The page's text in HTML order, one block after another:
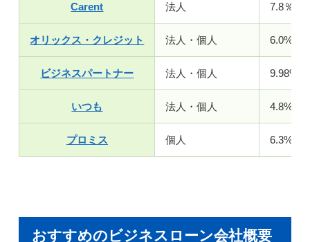
Carent 法人 7.8％～
オリックス・クレジット 法人・個人 6.0%〜
ビジネスパートナー 法人・個人 9.98%
いつも 法人・個人 4.8%～
プロミス 個人 6.3%～
おすすめのビジネスローン会社概要